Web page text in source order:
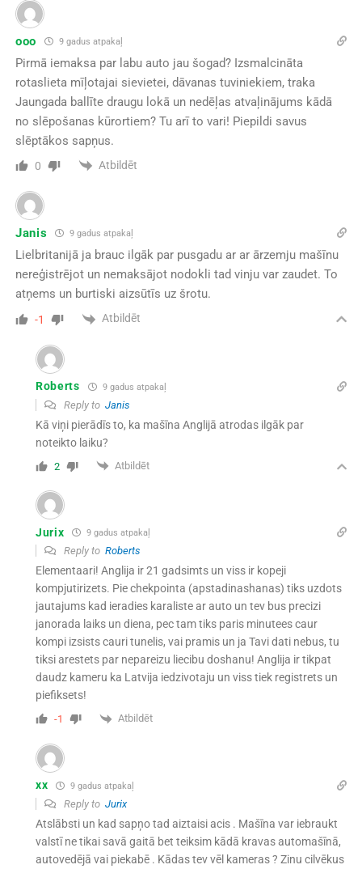
ooo 9 gadus atpakaļ
Pirmā iemaksa par labu auto jau šogad? Izsmalcināta
rotaslieta mīļotajai sievietei, dāvanas tuviniekiem, traka
Jaungada ballīte draugu lokā un nedēļas atvaļinājums kādā
no slēpošanas kūrortiem? Tu arī to vari! Piepildi savus
slēptākos sapņus.
0 Atbildēt
Janis 9 gadus atpakaļ
Lielbritanijā ja brauc ilgāk par pusgadu ar ar ārzemju mašīnu
nereģistrējot un nemaksājot nodokli tad vinju var zaudet. To
atņems un burtiski aizsūtīs uz šrotu.
-1 Atbildēt
Roberts 9 gadus atpakaļ
Reply to Janis
Kā viņi pierādīs to, ka mašīna Anglijā atrodas ilgāk par
noteikto laiku?
2 Atbildēt
Jurix 9 gadus atpakaļ
Reply to Roberts
Elementaari! Anglija ir 21 gadsimts un viss ir kopeji
kompjutirizets. Pie chekpointa (apstadinashanas) tiks uzdots
jautajums kad ieradies karaliste ar auto un tev bus precizi
janorada laiks un diena, pec tam tiks paris minutees caur
kompi izsists cauri tunelis, vai pramis un ja Tavi dati nebus, tu
tiksi arestets par nepareizu liecibu doshanu! Anglija ir tikpat
daudz kameru ka Latvija iedzivotaju un viss tiek registrets un
piefiksets!
-1 Atbildēt
xx 9 gadus atpakaļ
Reply to Jurix
Atslābsti un kad sapņo tad aiztaisi acis . Mašīna var iebraukt
valstī ne tikai savā gaitā bet teiksim kādā kravas automašīnā,
autovedējā vai piekabē . Kādas tev vēl kameras ? Zinu cilvēkus